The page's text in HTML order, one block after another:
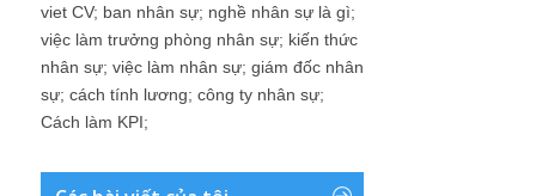
viet CV; ban nhân sự; nghề nhân sự là gì;
việc làm trưởng phòng nhân sự; kiến thức
nhân sự; việc làm nhân sự; giám đốc nhân
sự; cách tính lương; công ty nhân sự;
Cách làm KPI;